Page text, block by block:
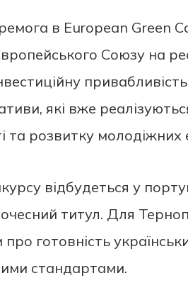
в European Green
Союзу на
які вже
та розвитку молодіжних
відбудеться у
титул. Для
готовність
стандартами.